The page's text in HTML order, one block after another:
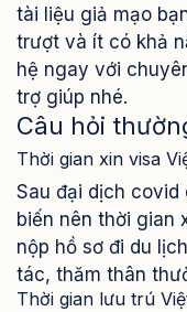
tài liệu giả mạo
trượt và ít có khả
hệ ngay với
trợ giúp nhé.
Câu hỏi
Thời gian xin visa
Sau đại dịch
biến nên thời gian
nộp hồ sơ đi du
tác, thăm thân
Thời gian lưu trú